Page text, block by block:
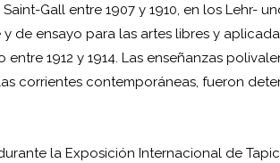
Gall entre 1907 y 1910, en los Lehr-
de ensayo para las artes libres y
1912 y 1914. Las enseñanzas
corrientes contemporáneas, fueron
la Exposición Internacional de